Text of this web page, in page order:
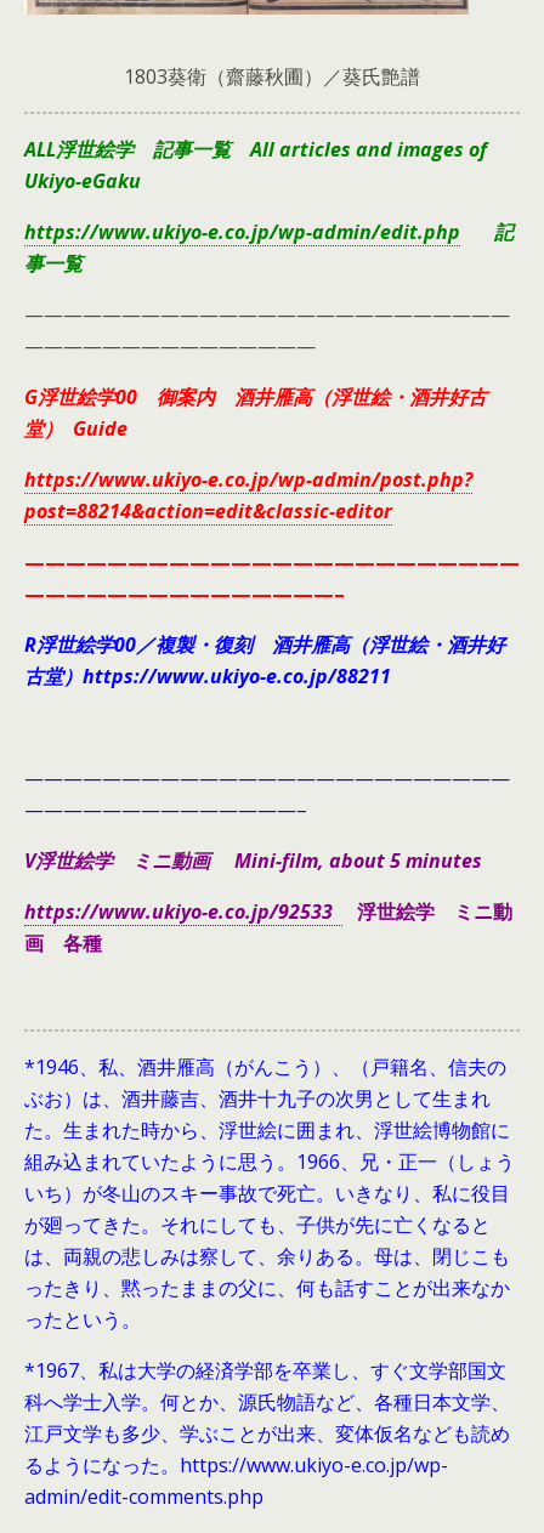
1803葵衛（齋藤秋圃）／葵氏艶譜
ALL浮世絵学 記事一覧 All articles and images of
Ukiyo-eGaku
https://www.ukiyo-e.co.jp/wp-admin/edit.php 記
事一覧
—————————————————————————
———————————————
G浮世絵学00 御案内 酒井雁高（浮世絵・酒井好古
堂） Guide
https://www.ukiyo-e.co.jp/wp-admin/post.php?
post=88214&action=edit&classic-editor
————————————————————————
———————————————–
R浮世絵学00／複製・復刻 酒井雁高（浮世絵・酒井好
古堂）https://www.ukiyo-e.co.jp/88211
—————————————————————————
——————————————–
V浮世絵学 ミニ動画 Mini-film, about 5 minutes
https://www.ukiyo-e.co.jp/92533
浮世絵学 ミニ動
画 各種
*1946、 私、酒井雁高（がんこう）、（戸籍名、信夫の
ぶお）は、酒井藤吉、酒井十九子の次男として生まれ
た。生まれた時から、浮世絵に囲まれ、浮世絵博物館に
組み込まれていたように思う。1966、兄・正一（しょう
いち）が冬山のスキー事故で死亡。いきなり、私に役目
が廻ってきた。それにしても、子供が先に亡くなると
は、両親の悲しみは察して、余りある。母は、閉じこも
ったきり、黙ったままの父に、何も話すことが出来なか
ったという。
*1967、私は大学の経済学部を卒業し、すぐ文学部国文
科へ学士入学。何とか、源氏物語など、各種日本文学、
江戸文学も多少、学ぶことが出来、変体仮名なども読め
るようになった。https://www.ukiyo-e.co.jp/wp-
admin/edit-comments.php